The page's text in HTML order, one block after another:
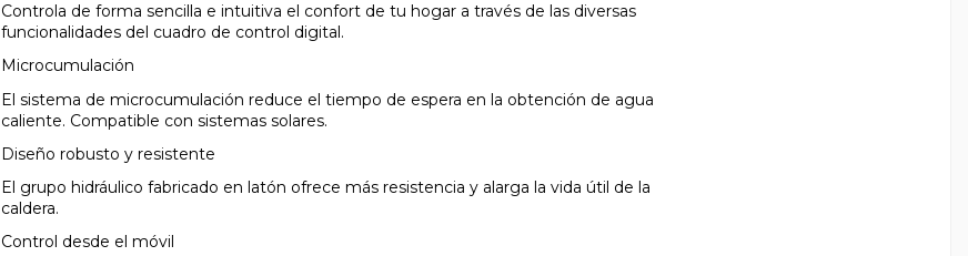
Controla de forma sencilla e intuitiva el confort de tu hogar a través de las diversas
funcionalidades del cuadro de control digital.
Microcumulación
El sistema de microcumulación reduce el tiempo de espera en la obtención de agua
caliente. Compatible con sistemas solares.
Diseño robusto y resistente
El grupo hidráulico fabricado en latón ofrece más resistencia y alarga la vida útil de la
caldera.
Control desde el móvil